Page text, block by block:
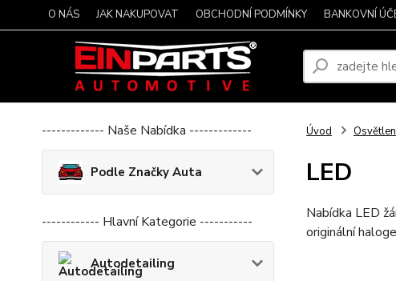
O NÁS JAK NAKUPOVAT OBCHODNÍ PODMÍNKY BANKOVNÍ
------------- Naše Nabídka -------------
Podle Značky Auta
------------ Hlavní Kategorie -----------
Autodetailing
Úvod
LED
Nabídka LED
originální